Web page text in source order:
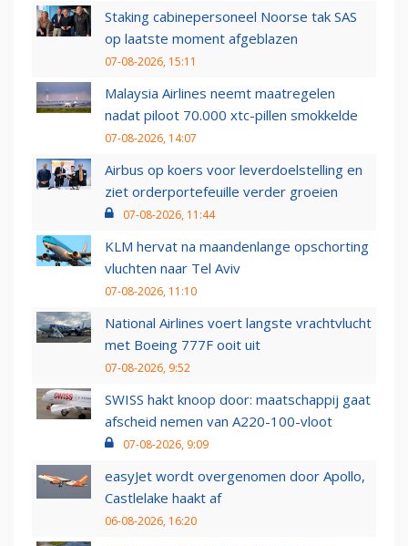
Staking cabinepersoneel Noorse tak SAS
op laatste moment afgeblazen
07-08-2026, 15:11
Malaysia Airlines neemt maatregelen
nadat piloot 70.000 xtc-pillen smokkelde
07-08-2026, 14:07
Airbus op koers voor leverdoelstelling en
ziet orderportefeuille verder groeien
07-08-2026, 11:44
KLM hervat na maandenlange opschorting
vluchten naar Tel Aviv
07-08-2026, 11:10
National Airlines voert langste vrachtvlucht
met Boeing 777F ooit uit
07-08-2026, 9:52
SWISS hakt knoop door: maatschappij gaat
afscheid nemen van A220-100-vloot
07-08-2026, 9:09
easyJet wordt overgenomen door Apollo,
Castlelake haakt af
06-08-2026, 16:20